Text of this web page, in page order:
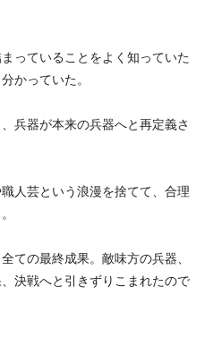
っていることをよく知っていた
かっていた。
兵器が本来の兵器へと再定義さ
人芸という浪漫を捨てて、合理
ての最終成果。敵味方の兵器、
決戦へと引きずりこまれたので